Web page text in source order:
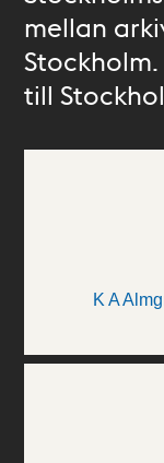
mellan
till
K A